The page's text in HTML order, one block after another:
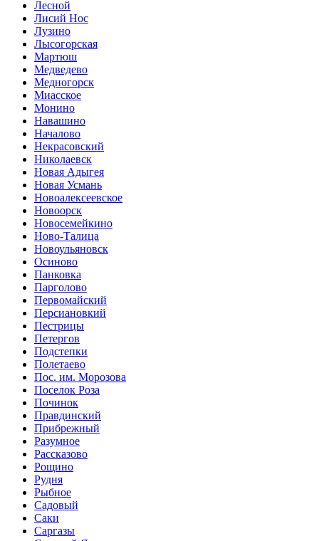
Лесной
Лисий Нос
Лузино
Лысогорская
Мартюш
Медведево
Медногорск
Миасское
Монино
Навашино
Началово
Некрасовский
Николаевск
Новая Адыгея
Новая Усмань
Новоалексеевское
Новоорск
Новосемейкино
Ново-Талица
Новоульяновск
Осиново
Панковка
Парголово
Первомайский
Персиановкий
Пестрицы
Петергов
Подстепки
Полетаево
Пос. им. Морозова
Поселок Роза
Починок
Правдинский
Прибрежный
Разумное
Рассказово
Рощино
Рудня
Рыбное
Садовый
Саки
Саргазы